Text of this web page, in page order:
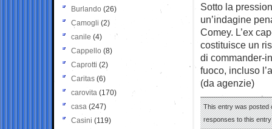
Sotto la
un’indagine
Comey. L’ex
costituisce un
di commander-
fuoco, incluso
(da agenzie)
This entry was posted
responses to this
Burlando (26)
Camogli (2)
canile (4)
Cappello (8)
Caprotti (2)
Caritas (6)
carovita (170)
casa (247)
Casini (119)